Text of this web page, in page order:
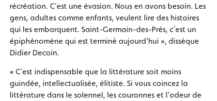
récréation. C’est une évasion. Nous en avons besoin. Les
gens, adultes comme enfants, veulent lire des histoires
qui les embarquent. Saint-Germain-des-Prés, c’est un
épiphénomène qui est terminé aujourd’hui », dissèque
Didier Decoin.
« C’est indispensable que la littérature soit moins
guindée, intellectualisée, élitiste. Si vous coincez la
littérature dans le solennel, les couronnes et l’odeur de